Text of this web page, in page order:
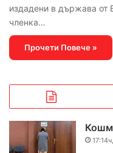
издадени в държава от
членка…
Прочети Повече »